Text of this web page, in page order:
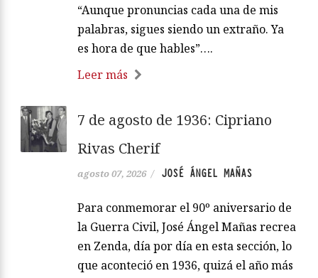
“Aunque pronuncias cada una de mis
palabras, sigues siendo un extraño. Ya
es hora de que hables”….
Leer más
7 de agosto de 1936: Cipriano
Rivas Cherif
agosto 07, 2026 / JOSÉ ÁNGEL MAÑAS
Para conmemorar el 90º aniversario de
la Guerra Civil, José Ángel Mañas recrea
en Zenda, día por día en esta sección, lo
que aconteció en 1936, quizá el año más